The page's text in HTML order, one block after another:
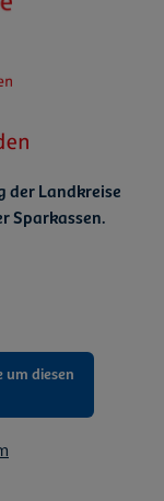
Landkreise
Sparkassen.
diesen